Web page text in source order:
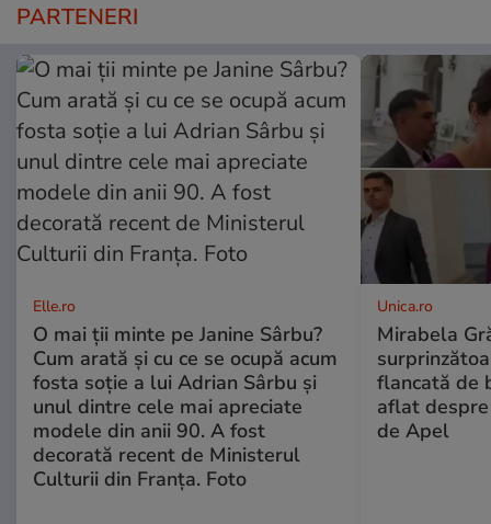
PARTENERI
Elle.ro
O mai ții minte pe Janine Sârbu?
Cum arată și cu ce se ocupă acum
fosta soție a lui Adrian Sârbu și
unul dintre cele mai apreciate
modele din anii 90. A fost
decorată recent de Ministerul
Culturii din Franța. Foto
Unica.ro
Mirabela
flancată de
aflat
de Apel